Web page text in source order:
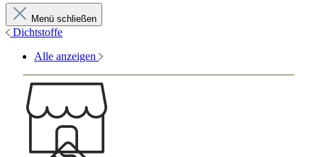
Menü schließen
Dichtstoffe
Alle anzeigen